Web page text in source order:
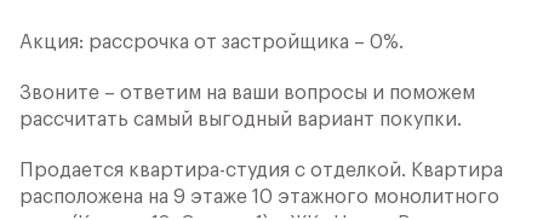
Акция: рассрочка от застройщика – 0%.
Звоните – ответим на ваши вопросы и поможем
рассчитать самый выгодный вариант покупки.
Продается квартира-студия с отделкой. Квартира
расположена на 9 этаже 10 этажного монолитного